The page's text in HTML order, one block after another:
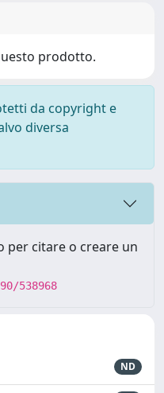
prodotto.
da copyright e
diversa
per citare o creare un
538968
ND